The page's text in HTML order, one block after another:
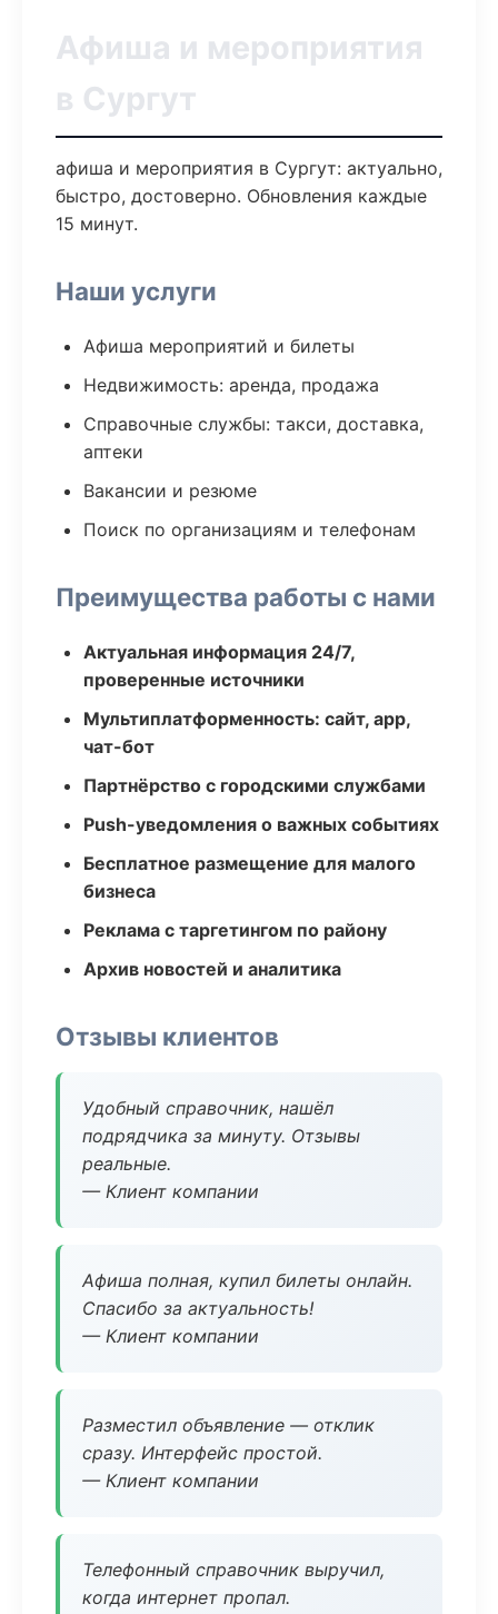
Афиша и мероприятия
в Сургут
афиша и мероприятия в Сургут: актуально,
быстро, достоверно. Обновления каждые
15 минут.
Наши услуги
Афиша мероприятий и билеты
Недвижимость: аренда, продажа
Справочные службы: такси, доставка,
аптеки
Вакансии и резюме
Поиск по организациям и телефонам
Преимущества работы с нами
Актуальная информация 24/7,
проверенные источники
Мультиплатформенность: сайт, app,
чат-бот
Партнёрство с городскими службами
Push-уведомления о важных событиях
Бесплатное размещение для малого
бизнеса
Реклама с таргетингом по району
Архив новостей и аналитика
Отзывы клиентов
Удобный справочник, нашёл
подрядчика за минуту. Отзывы
реальные.
— Клиент компании
Афиша полная, купил билеты онлайн.
Спасибо за актуальность!
— Клиент компании
Разместил объявление — отклик
сразу. Интерфейс простой.
— Клиент компании
Телефонный справочник выручил,
когда интернет пропал.